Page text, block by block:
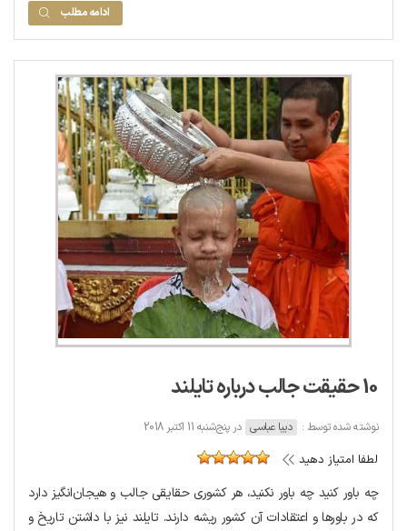
ادامه مطلب
10 حقیقت جالب درباره تایلند
نوشته شده توسط : دیبا عباسی در پنج‌شنبه 11 اکتبر 2018
لطفا امتیاز دهید
چه باور کنید چه باور نکنید، هر کشوری حقایقی جالب و هیجان‌انگیز دارد
که در باورها و اعتقادات آن کشور ریشه دارند. تایلند نیز با داشتن تاریخ و